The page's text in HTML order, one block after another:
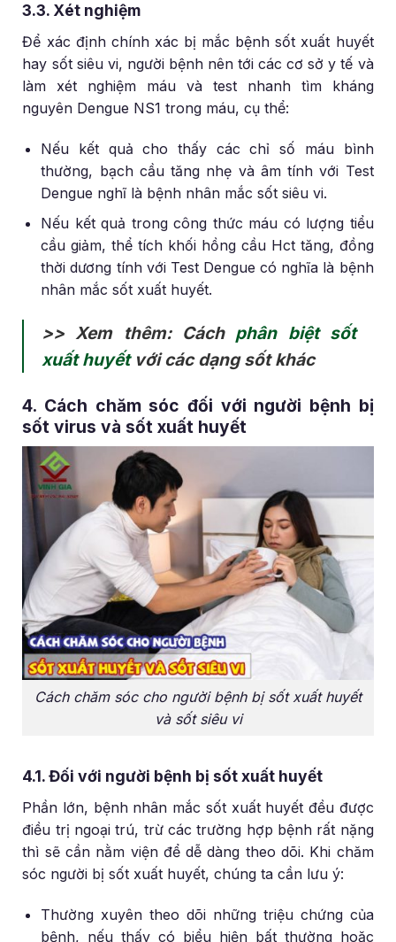
3.3. Xét nghiệm
Để xác định chính xác bị mắc bệnh sốt xuất huyết
hay sốt siêu vi, người bệnh nên tới các cơ sở y tế và
làm xét nghiệm máu và test nhanh tìm kháng
nguyên Dengue NS1 trong máu, cụ thể:
Nếu kết quả cho thấy các chỉ số máu bình
thường, bạch cầu tăng nhẹ và âm tính với Test
Dengue nghĩ là bệnh nhân mắc sốt siêu vi.
Nếu kết quả trong công thức máu có lượng tiểu
cầu giảm, thể tích khối hồng cầu Hct tăng, đồng
thời dương tính với Test Dengue có nghĩa là bệnh
nhân mắc sốt xuất huyết.
>> Xem thêm: Cách phân biệt sốt
xuất huyếtvới các dạng sốt khác
4. Cách chăm sóc đối với người bệnh bị
sốt virus và sốt xuất huyết
Cách chăm sóc cho người bệnh bị sốt xuất huyết
và sốt siêu vi
4.1. Đối với người bệnh bị sốt xuất huyết
Phần lớn, bệnh nhân mắc sốt xuất huyết đều được
điều trị ngoại trú, trừ các trường hợp bệnh rất nặng
thì sẽ cần nằm viện để dễ dàng theo dõi. Khi chăm
sóc người bị sốt xuất huyết, chúng ta cần lưu ý:
Thường xuyên theo dõi những triệu chứng của
bệnh, nếu thấy có biểu hiện bất thường hoặc